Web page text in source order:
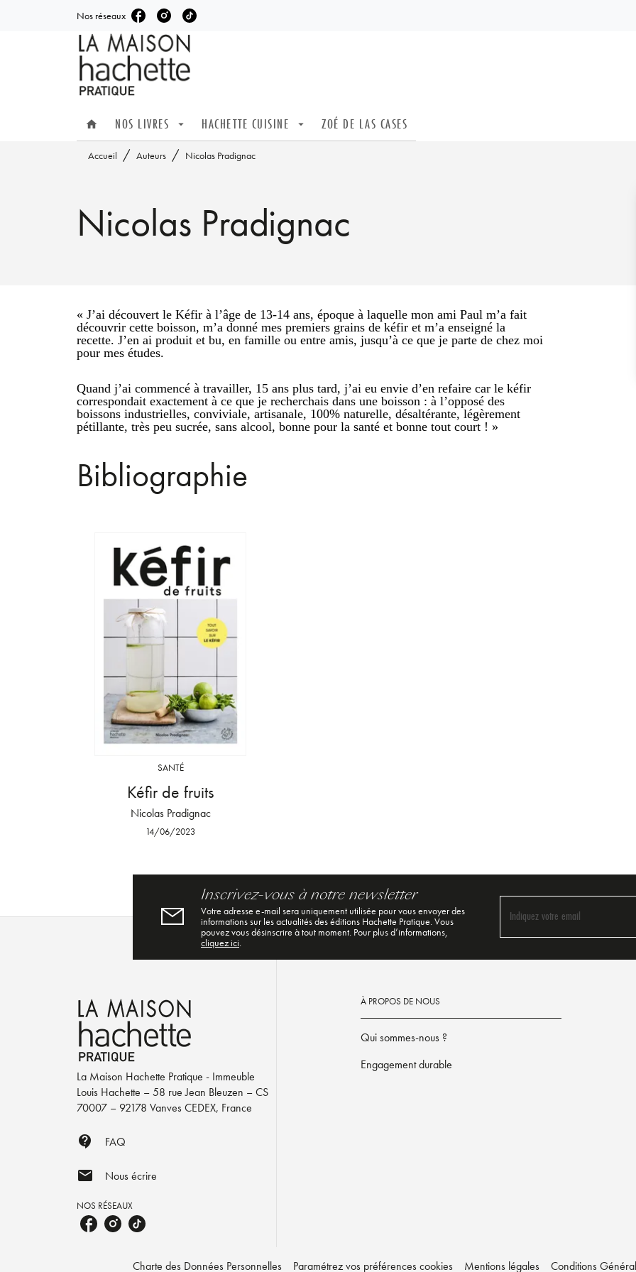
MENU RECHERCHE
Nos réseaux
home NOS LIVRES arrow_drop_down HACHETTE CUISINE arrow_drop_down ZOÉ DE LAS CASES
Accueil / Auteurs / Nicolas Pradignac
Nicolas Pradignac
« J’ai découvert le Kéfir à l’âge de 13-14 ans, époque à laquelle mon ami Paul m’a fait
découvrir cette boisson, m’a donné mes premiers grains de kéfir et m’a enseigné la
recette. J’en ai produit et bu, en famille ou entre amis, jusqu’à ce que je parte de chez moi
pour mes études.
Quand j’ai commencé à travailler, 15 ans plus tard, j’ai eu envie d’en refaire car le kéfir
correspondait exactement à ce que je recherchais dans une boisson : à l’opposé des
boissons industrielles, conviviale, artisanale, 100% naturelle, désaltérante, légèrement
pétillante, très peu sucrée, sans alcool, bonne pour la santé et bonne tout court ! »
Bibliographie
SANTÉ
Kéfir de fruits
Nicolas Pradignac
14/06/2023
Inscrivez-vous à notre newsletter
Votre adresse e-mail sera uniquement utilisée pour vous envoyer des
informations sur les actualités des éditions Hachette Pratique. Vous
pouvez vous désinscrire à tout moment. Pour plus d’informations,
cliquez ici.
Indiquez votre email
La Maison Hachette Pratique - Immeuble
Louis Hachette – 58 rue Jean Bleuzen – CS
70007 – 92178 Vanves CEDEX, France
contact_support FAQ
mail Nous écrire
NOS RÉSEAUX
À PROPOS DE NOUS
Qui sommes-nous ?
Engagement durable
Charte des Données Personnelles Paramétrez vos préférences cookies Mentions légales Conditions